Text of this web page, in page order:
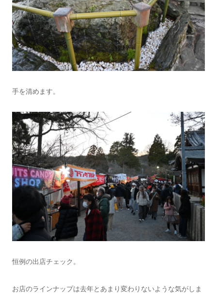
手を清めます。
恒例の出店チェック。
お店のラインナップは去年とあまり変わりないような気がしま